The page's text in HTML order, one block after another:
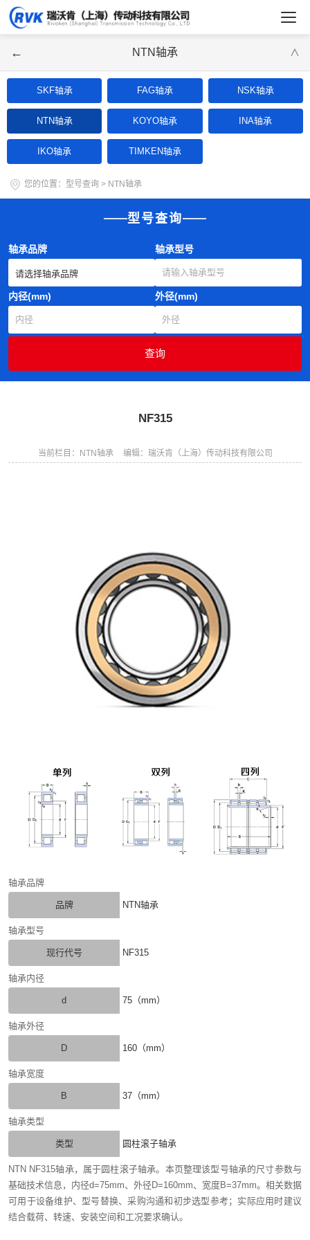
← NTN轴承 ∨
SKF轴承 FAG轴承 NSK轴承
NTN轴承 KOYO轴承 INA轴承
IKO轴承 TIMKEN轴承
您的位置： 型号查询 > NTN轴承
型号查询
轴承品牌 轴承型号
内径(mm) 外径(mm)
NF315
当前栏目：NTN轴承 编辑：瑞沃肯（上海）传动科技有限公司
轴承品牌
品牌 NTN轴承
轴承型号
现行代号 NF315
轴承内径
d 75（mm）
轴承外径
D 160（mm）
轴承宽度
B 37（mm）
轴承类型
类型 圆柱滚子轴承
NTN NF315轴承，属于圆柱滚子轴承。本页整理该型号轴承的尺寸参数与
基础技术信息，内径d=75mm、外径D=160mm、宽度B=37mm。相关数据
可用于设备维护、型号替换、采购沟通和初步选型参考；实际应用时建议
结合载荷、转速、安装空间和工况要求确认。